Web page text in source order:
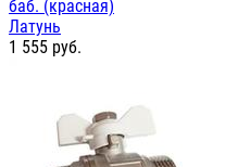
баб. (красная)
Латунь
1 555 руб.